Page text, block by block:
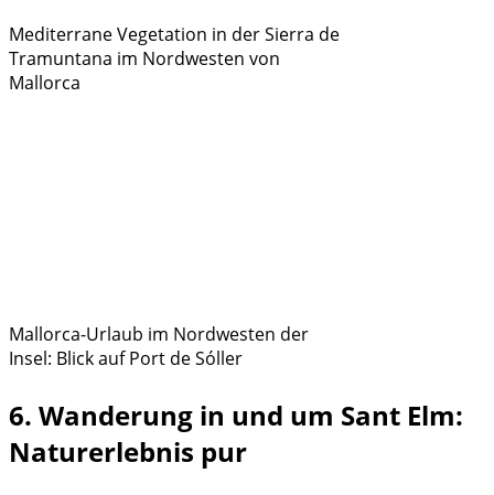
Mediterrane Vegetation in der Sierra de
Tramuntana im Nordwesten von
Mallorca
Mallorca-Urlaub im Nordwesten der
Insel: Blick auf Port de Sóller
6. Wanderung in und um Sant Elm:
Naturerlebnis pur